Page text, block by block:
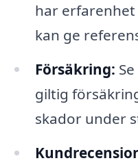
har
kan ge
Försäkring:
giltig
skador under